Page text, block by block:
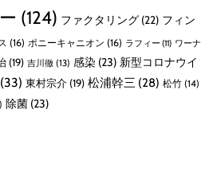
(124) ファクタリング (22) フィン
(16) ポニーキャニオン (16) ラフィー (11) ワーナ
(19) 吉川徹 (13) 感染 (23) 新型コロナウイ
(33) 東村宗介 (19) 松浦幹三 (28) 松竹 (14)
除菌 (23)